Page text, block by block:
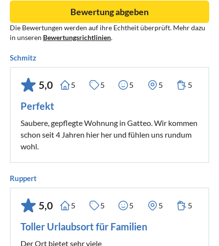
Die Bewertungen werden auf ihre Echtheit überprüft. Mehr dazu
in unseren Bewertungsrichtlinien.
Bewertung abgeben
Schmitz
5,0 5 5 5 5 5
Perfekt
Saubere, gepflegte Wohnung in Gatteo. Wir kommen
schon seit 4 Jahren hier her und fühlen uns rundum
wohl.
Ruppert
5,0 5 5 5 5 5
Toller Urlaubsort für Familien
Der Ort bietet sehr viele